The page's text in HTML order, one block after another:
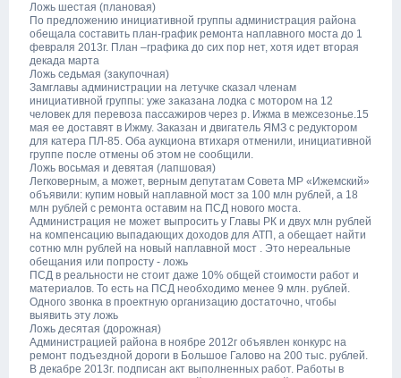
Ложь шестая (плановая)
По предложению инициативной группы администрация района
обещала составить план-график ремонта наплавного моста до 1
февраля 2013г. План –графика до сих пор нет, хотя идет вторая
декада марта
Ложь седьмая (закупочная)
Замглавы администрации на летучке сказал членам
инициативной группы: уже заказана лодка с мотором на 12
человек для перевоза пассажиров через р. Ижма в межсезонье.15
мая ее доставят в Ижму. Заказан и двигатель ЯМЗ с редуктором
для катера ПЛ-85. Оба аукциона втихаря отменили, инициативной
группе после отмены об этом не сообщили.
Ложь восьмая и девятая (лапшовая)
Легковерным, а может, верным депутатам Совета МР «Ижемский»
объявили: купим новый наплавной мост за 100 млн рублей, а 18
млн рублей с ремонта оставим на ПСД нового моста.
Администрация не может выпросить у Главы РК и двух млн рублей
на компенсацию выпадающих доходов для АТП, а обещает найти
сотню млн рублей на новый наплавной мост . Это нереальные
обещания или попросту - ложь
ПСД в реальности не стоит даже 10% общей стоимости работ и
материалов. То есть на ПСД необходимо менее 9 млн. рублей.
Одного звонка в проектную организацию достаточно, чтобы
выявить эту ложь
Ложь десятая (дорожная)
Администрацией района в ноябре 2012г объявлен конкурс на
ремонт подъездной дороги в Большое Галово на 200 тыс. рублей.
В декабре 2013г. подписан акт выполненных работ. Работы в